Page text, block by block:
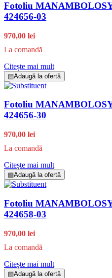
Fotoliu
424656-03
970,00 lei
La comandă
Citește mai mult
▤Adaugă la ofertă
Fotoliu
424656-30
970,00 lei
La comandă
Citește mai mult
▤Adaugă la ofertă
Fotoliu
424658-03
970,00 lei
La comandă
Citește mai mult
▤Adaugă la ofertă